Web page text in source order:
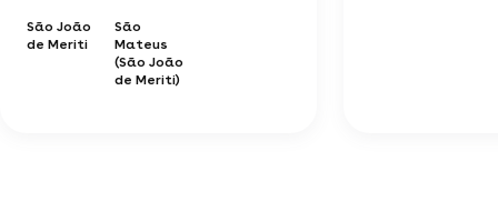
São João
de Meriti
São
Mateus
(São João
de Meriti)